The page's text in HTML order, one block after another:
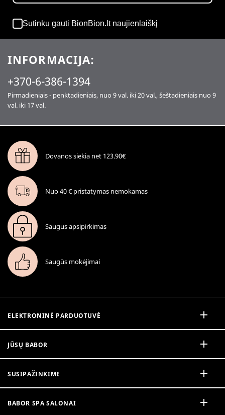
Sutinku gauti BionBion.lt naujienlaiškį
INFORMACIJA:
+370-6-386-1394
Pirmadieniais - penktadieniais, nuo 9 val. iki 20 val., šeštadieniais nuo 9
val. iki 17 val.
Dovanos siekia net 123.90€
Nuo 40 € pristatymas nemokamas
Saugus apsipirkimas
Saugūs mokėjimai
ELEKTRONINĖ PARDUOTUVĖ
JŪSŲ BABOR
SUSIPAŽINKIME
BABOR SPA SALONAI